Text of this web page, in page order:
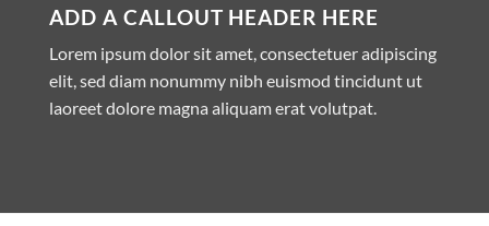
ADD A CALLOUT HEADER HERE
Lorem ipsum dolor sit amet, consectetuer adipiscing
elit, sed diam nonummy nibh euismod tincidunt ut
laoreet dolore magna aliquam erat volutpat.